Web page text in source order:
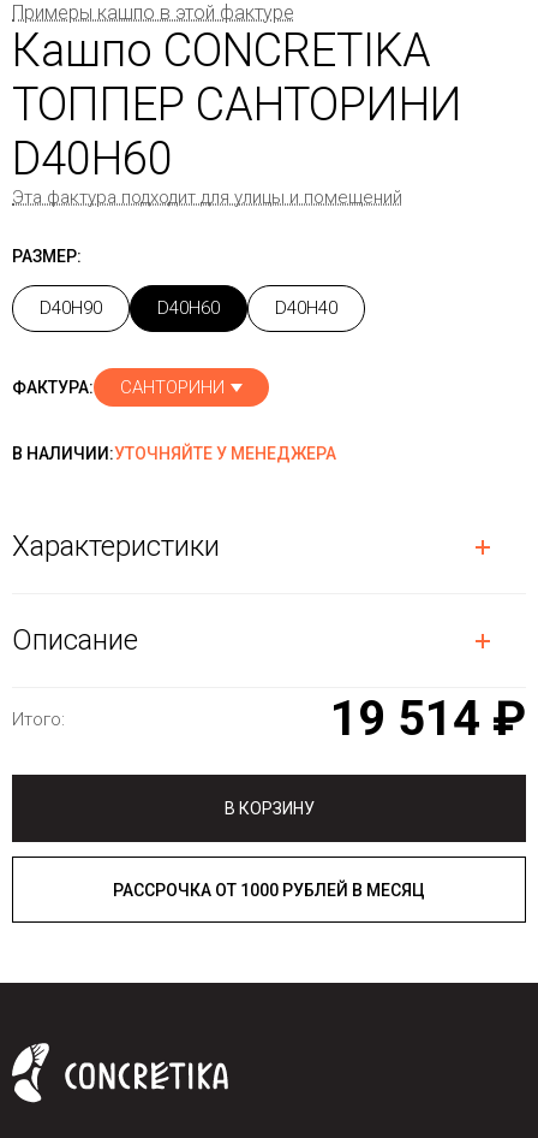
Примеры кашпо в этой фактуре
Кашпо CONCRETIKA
ТОППЕР САНТОРИНИ
D40H60
Эта фактура подходит для улицы и помещений
РАЗМЕР:
D40H90 D40H60 D40H40
ФАКТУРА: САНТОРИНИ
В НАЛИЧИИ:УТОЧНЯЙТЕ У МЕНЕДЖЕРА
Характеристики
Описание
Итого: 19 514 ₽
В КОРЗИНУ
РАССРОЧКА ОТ 1000 РУБЛЕЙ В МЕСЯЦ